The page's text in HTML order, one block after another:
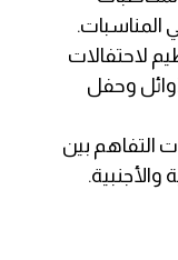
المناسبات.
لاحتفالات
وحفل
التفاهم بين
والأجنبية.